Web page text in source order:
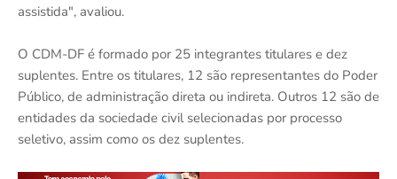
assistida", avaliou.
O CDM-DF é formado por 25 integrantes titulares e dez
suplentes. Entre os titulares, 12 são representantes do Poder
Público, de administração direta ou indireta. Outros 12 são de
entidades da sociedade civil selecionadas por processo
seletivo, assim como os dez suplentes.